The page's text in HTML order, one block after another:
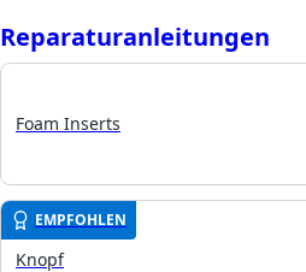
Reparaturanleitungen
Foam Inserts
EMPFOHLEN
Knopf